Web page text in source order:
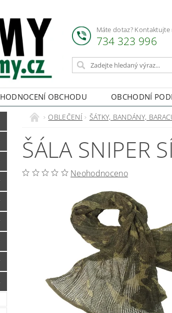
Máte dotaz? Kontaktujte
734 323 996
HODNOCENÍ OBCHODU OBCHODNÍ
OBLEČENÍ ŠÁTKY, BANDÁNY,
ŠÁLA SNIPER
Neohodnoceno